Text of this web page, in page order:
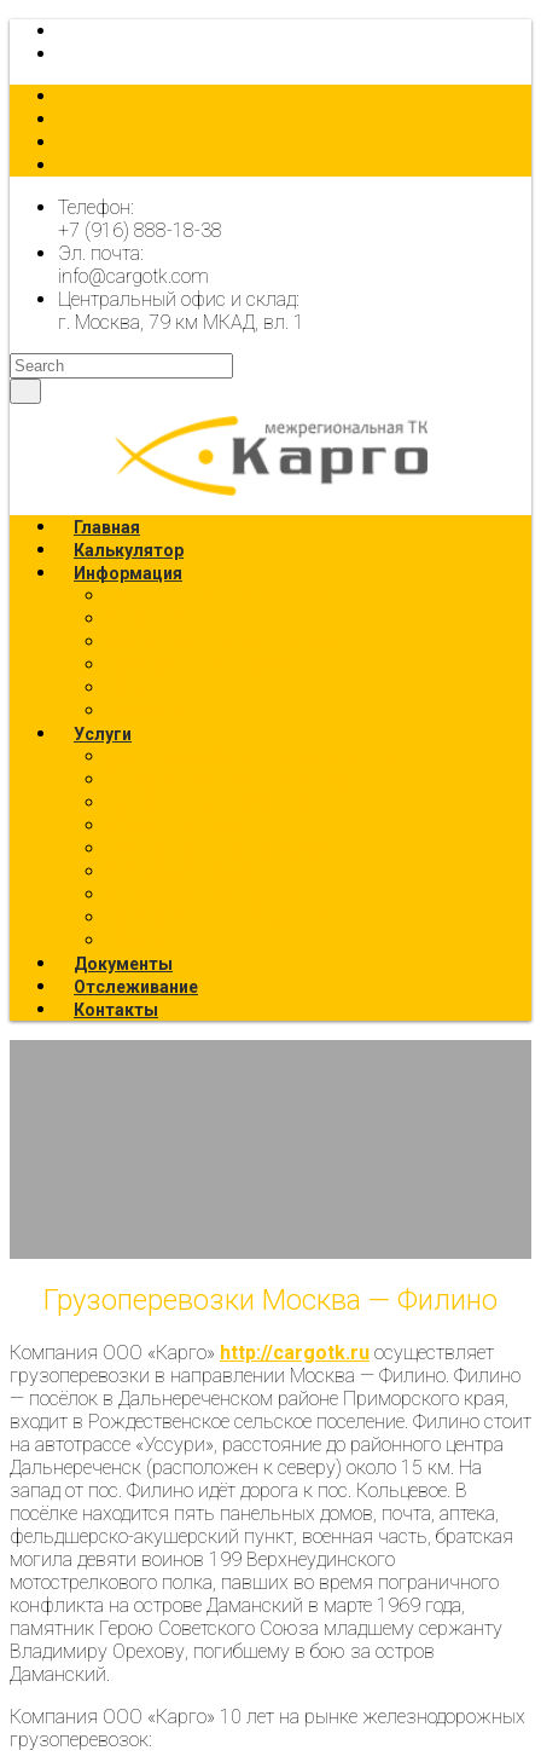
Телефон:
+7 (916) 888-18-38
Эл. почта:
info@cargotk.com
Центральный офис и склад:
г. Москва, 79 км МКАД, вл. 1
Главная
Калькулятор
Информация
Услуги
Документы
Отслеживание
Контакты
Грузоперевозки Москва — Филино
Компания ООО «Карго» http://cargotk.ru осуществляет
грузоперевозки в направлении Москва — Филино. Филино
— посёлок в Дальнереченском районе Приморского края,
входит в Рождественское сельское поселение. Филино стоит
на автотрассе «Уссури», расстояние до районного центра
Дальнереченск (расположен к северу) около 15 км. На
запад от пос. Филино идёт дорога к пос. Кольцевое. В
посёлке находится пять панельных домов, почта, аптека,
фельдшерско-акушерский пункт, военная часть, братская
могила девяти воинов 199 Верхнеудинского
мотострелкового полка, павших во время пограничного
конфликта на острове Даманский в марте 1969 года,
памятник Герою Советского Союза младшему сержанту
Владимиру Орехову, погибшему в бою за остров
Даманский.
Компания ООО «Карго» 10 лет на рынке железнодорожных
грузоперевозок: